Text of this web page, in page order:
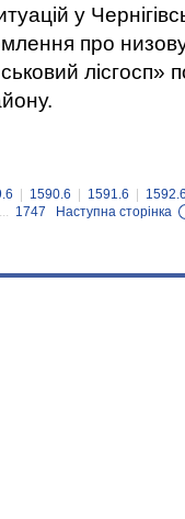
у
про
лісгосп»
1590.6 1591.6
1747 Наступна сторінка